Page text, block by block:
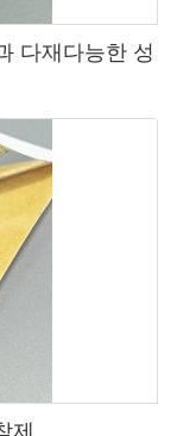
다재다능한 성